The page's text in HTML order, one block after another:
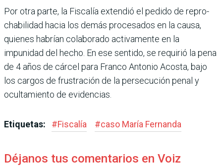
Por otra parte, la Fiscalía extendió el pedido de repro­
chabilidad hacia los demás procesados en la causa,
quie­nes habrían colaborado acti­vamente en la
impunidad del hecho. En ese sentido, se requirió la pena
de 4 años de cárcel para Franco Anto­nio Acosta, bajo
los cargos de frustración de la persecu­ción penal y
ocultamiento de evidencias.
Etiquetas: #Fiscalía #caso María Fernanda
Déjanos tus comentarios en Voiz